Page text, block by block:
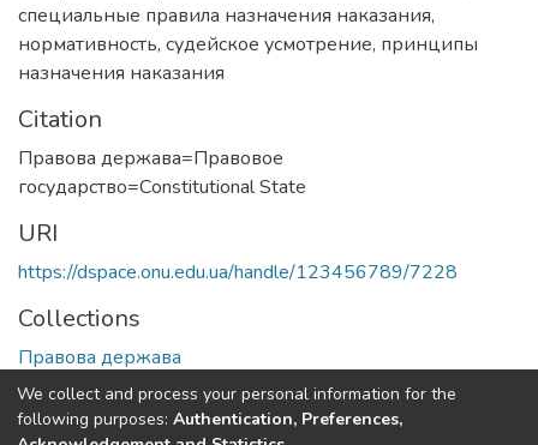
специальные правила назначения наказания,
нормативность, судейское усмотрение, принципы
назначения наказания
Citation
Правова держава=Правовое
государство=Сonstitutional State
URI
https://dspace.onu.edu.ua/handle/123456789/7228
Collections
Правова держава
Full item page
We collect and process your personal information for the
following purposes: Authentication, Preferences,